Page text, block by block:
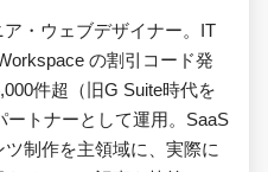
・ウェブデザイナー。IT
の割引コード発
件超（旧G Suite時代を
ートナーとして運用。SaaS
制作を主領域に、実際に